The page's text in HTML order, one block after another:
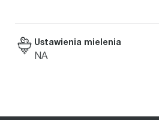
Ustawienia mielenia
NA